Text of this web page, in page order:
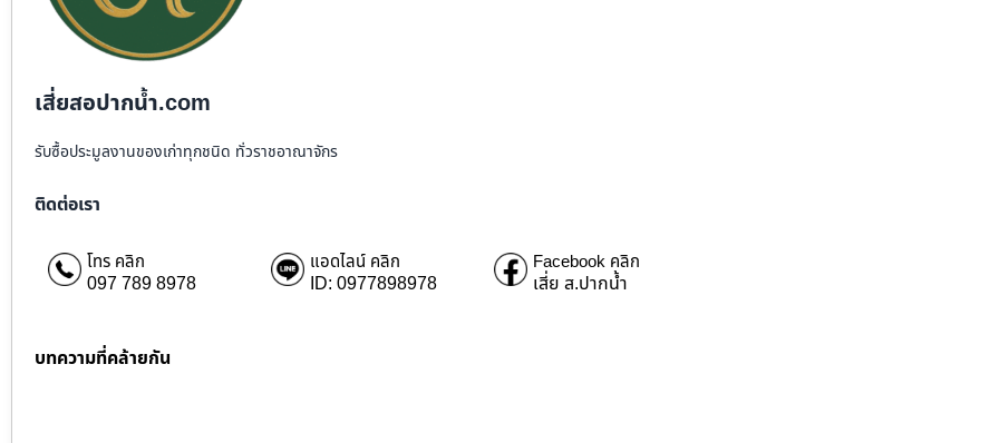
เสี่ยสอปากน้ำ.com
รับซื้อประมูลงานของเก่าทุกชนิด ทั่วราชอาณาจักร
ติดต่อเรา
โทร คลิก
097 789 8978
แอดไลน์ คลิก
ID: 0977898978
Facebook คลิก
เสี่ย ส.ปากน้ำ
บทความที่คล้ายกัน